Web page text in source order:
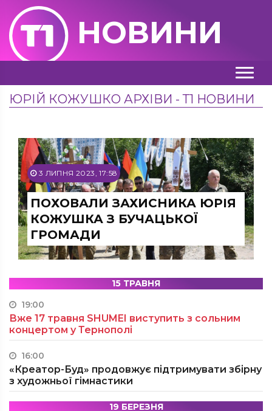
НОВИНИ
ЮРІЙ КОЖУШКО АРХІВИ - Т1 НОВИНИ
3 ЛИПНЯ 2023, 17:58
ПОХОВАЛИ ЗАХИСНИКА ЮРІЯ
КОЖУШКА З БУЧАЦЬКОЇ
ГРОМАДИ
15 ТРАВНЯ
19:00
Вже 17 травня SHUMEI виступить з сольним
концертом у Тернополі
16:00
«Креатор-Буд» продовжує підтримувати збірну
з художньої гімнастики
19 БЕРЕЗНЯ